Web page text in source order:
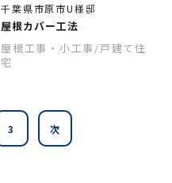
千葉県市原市U様邸
屋根カバー工法
屋根工事・小工事 /戸建て住
宅
3 次